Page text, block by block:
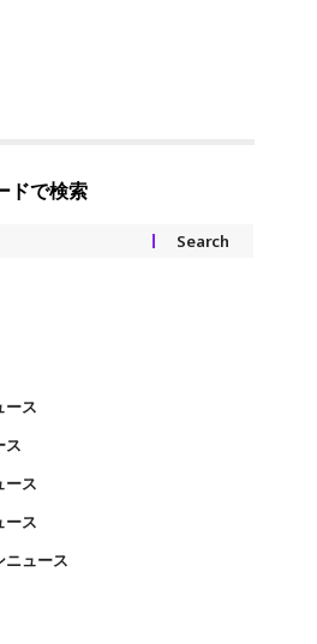
ドで検索
ース
ス
ース
ース
ニュース